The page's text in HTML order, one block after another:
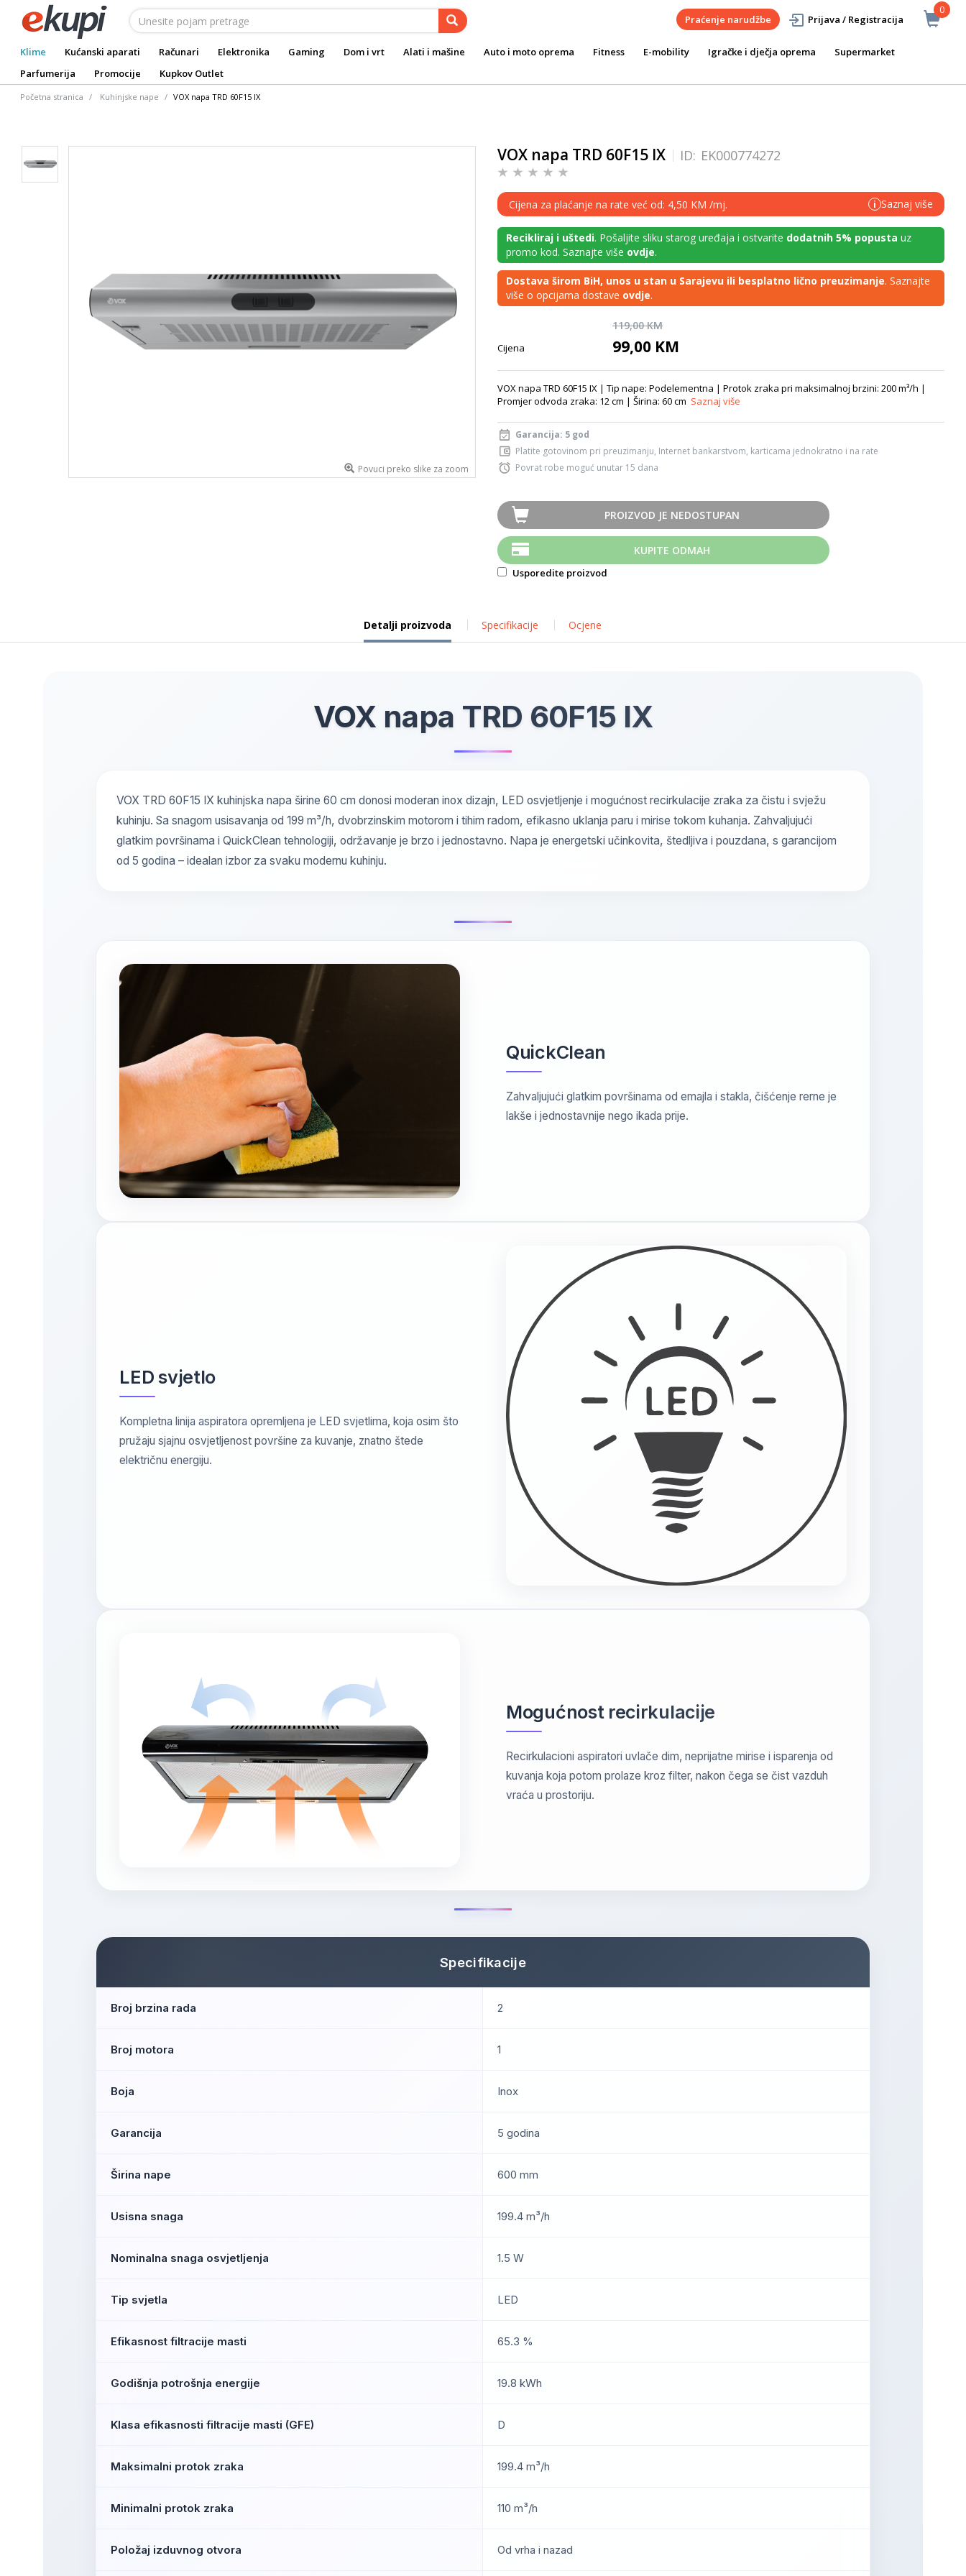
0
Praćenje narudžbe Prijava / Registracija
Klime Kućanski aparati Računari Elektronika Gaming Dom i vrt Alati i mašine Auto i moto oprema Fitness E-mobility Igračke i dječja oprema
Supermarket
Parfumerija
Promocije Kupkov Outlet
Početna stranica Kuhinjske nape VOX napa TRD 60F15 IX
Povuci preko slike za zoom
VOX napa TRD 60F15 IX ID: EK000774272
Cijena za plaćanje na rate već od: 4,50 KM /mj. i Saznaj više
Recikliraj i uštedi. Pošaljite sliku starog uređaja i ostvarite dodatnih 5% popusta uz
promo kod. Saznajte više ovdje.
Dostava širom BiH, unos u stan u Sarajevu ili besplatno lično preuzimanje. Saznajte
više o opcijama dostave ovdje.
119,00 KM
Cijena 99,00 KM
VOX napa TRD 60F15 IX | Tip nape: Podelementna | Protok zraka pri maksimalnoj brzini: 200 m³/h |
Promjer odvoda zraka: 12 cm | Širina: 60 cm Saznaj više
Garancija: 5 god
Platite gotovinom pri preuzimanju, Internet bankarstvom, karticama jednokratno i na rate
Povrat robe moguć unutar 15 dana
PROIZVOD JE NEDOSTUPAN
KUPITE ODMAH
Usporedite proizvod
Detalji proizvoda Specifikacije Ocjene
VOX napa TRD 60F15 IX
VOX TRD 60F15 IX kuhinjska napa širine 60 cm donosi moderan inox dizajn, LED osvjetljenje i mogućnost recirkulacije zraka za čistu i svježu
kuhinju. Sa snagom usisavanja od 199 m³/h, dvobrzinskim motorom i tihim radom, efikasno uklanja paru i mirise tokom kuhanja. Zahvaljujući
glatkim površinama i QuickClean tehnologiji, održavanje je brzo i jednostavno. Napa je energetski učinkovita, štedljiva i pouzdana, s garancijom
od 5 godina – idealan izbor za svaku modernu kuhinju.
QuickClean
Zahvaljujući glatkim površinama od emajla i stakla, čišćenje rerne je
lakše i jednostavnije nego ikada prije.
LED svjetlo
Kompletna linija aspiratora opremljena je LED svjetlima, koja osim što
pružaju sjajnu osvjetljenost površine za kuvanje, znatno štede
električnu energiju.
Mogućnost recirkulacije
Recirkulacioni aspiratori uvlače dim, neprijatne mirise i isparenja od
kuvanja koja potom prolaze kroz filter, nakon čega se čist vazduh
vraća u prostoriju.
Specifikacije
Broj brzina rada 2
Broj motora 1
Boja Inox
Garancija 5 godina
Širina nape 600 mm
Usisna snaga 199.4 m³/h
Nominalna snaga osvjetljenja 1.5 W
Tip svjetla LED
Efikasnost filtracije masti 65.3 %
Godišnja potrošnja energije 19.8 kWh
Klasa efikasnosti filtracije masti (GFE) D
Maksimalni protok zraka 199.4 m³/h
Minimalni protok zraka 110 m³/h
Položaj izduvnog otvora Od vrha i nazad